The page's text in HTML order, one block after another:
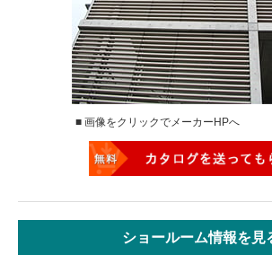
■ 画像をクリックでメーカーHPへ
ショールーム情報を見